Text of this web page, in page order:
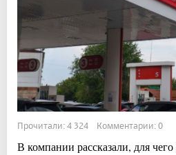
Прочитали: 4 324 Комментарии: 0
В компании рассказали, для чего